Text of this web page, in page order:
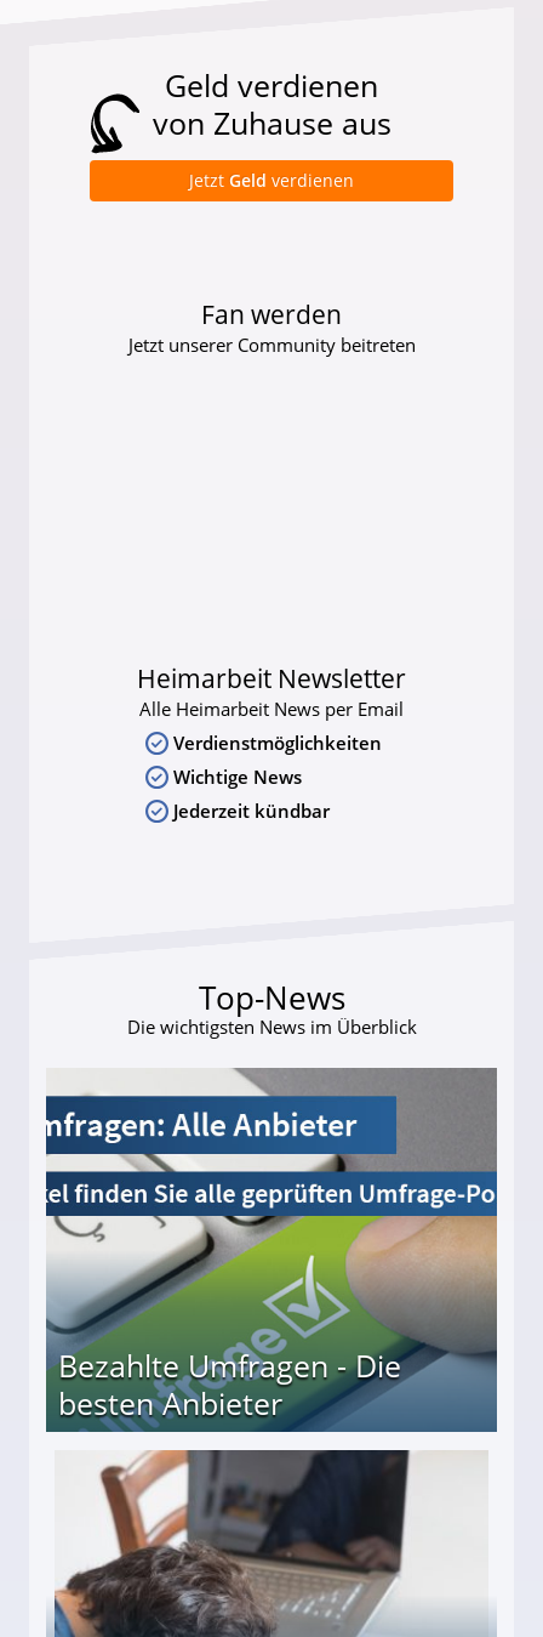
Geld verdienen
von Zuhause aus
Jetzt Geld verdienen
Fan werden
Jetzt unserer Community beitreten
Heimarbeit Newsletter
Alle Heimarbeit News per Email
Verdienstmöglichkeiten
Wichtige News
Jederzeit kündbar
Top-News
Die wichtigsten News im Überblick
Bezahlte Umfragen - Die
besten Anbieter